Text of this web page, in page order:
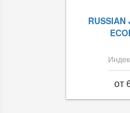
RUSSIAN
от